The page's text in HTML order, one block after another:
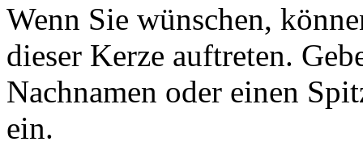
Wenn Sie wünschen,
dieser Kerze auftreten.
Nachnamen oder einen
ein.